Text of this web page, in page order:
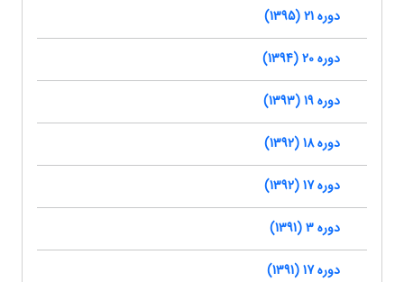
دوره 21 (1395)
دوره 20 (1394)
دوره 19 (1393)
دوره 18 (1392)
دوره 17 (1392)
دوره 3 (1391)
دوره 17 (1391)